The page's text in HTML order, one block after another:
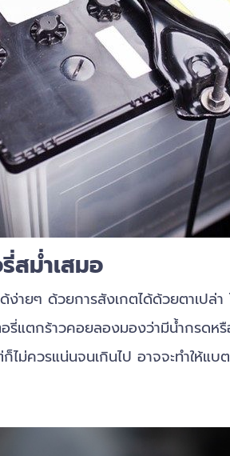
สม่ำเสมอ
ๆ ด้วยการสังเกตได้ด้วยตาเปล่า
อรี่แตกร้าวคอยลองมองว่ามีน้ำกรด
ม่ควรแน่นจนเกินไป อาจจะทำให้แบ